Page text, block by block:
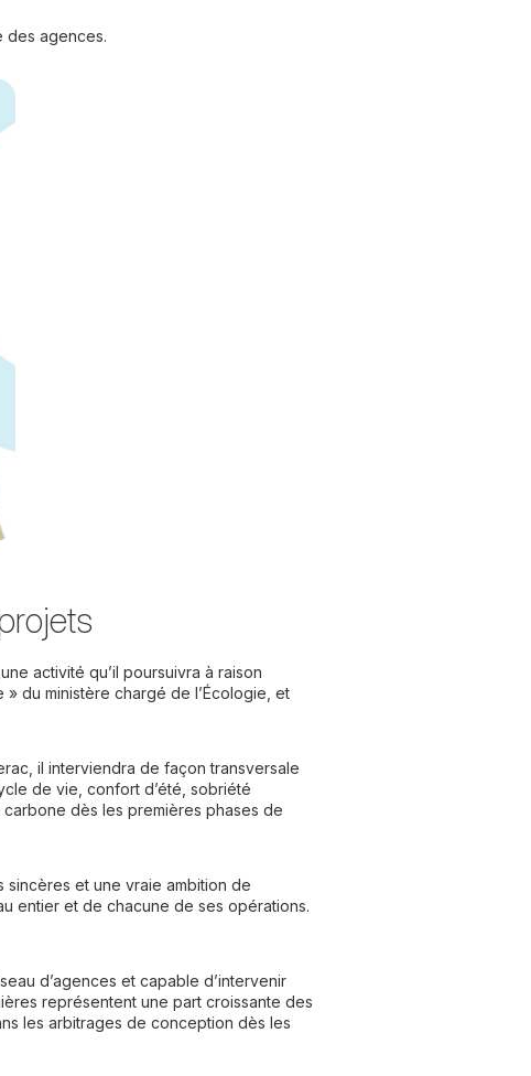
des agences.
activité qu’il poursuivra à raison
» du ministère chargé de l’Écologie, et
il interviendra de façon transversale
de vie, confort d’été, sobriété
dès les premières phases de
sincères et une vraie ambition de
entier et de chacune de ses opérations.
d’agences et capable d’intervenir
représentent une part croissante des
les arbitrages de conception dès les